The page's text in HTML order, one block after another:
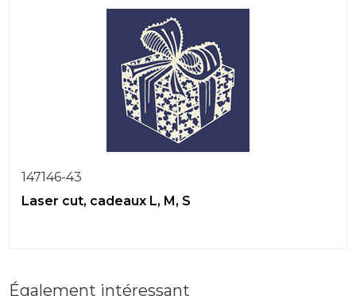
147146-43
Laser cut, cadeaux L, M, S
Également intéressant